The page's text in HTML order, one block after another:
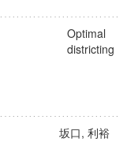
Optimal
districting
坂口, 利裕